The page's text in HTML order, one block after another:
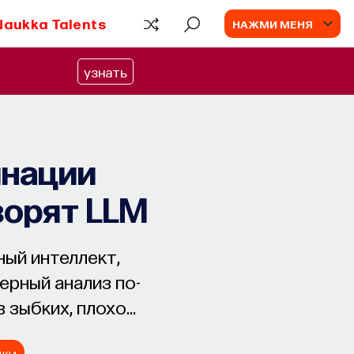
Talents НАЖМИ МЕНЯ
узнать
LLM
интеллект,
анализ по-
зыбких, плохо